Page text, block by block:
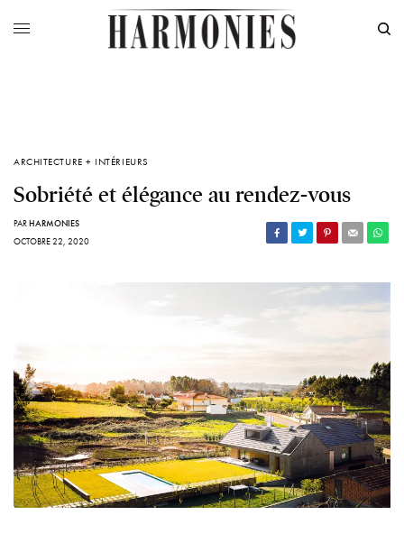
ARCHITECTURE + INTÉRIEURS
Sobriété et élégance au rendez-vous
PARHARMONIES
OCTOBRE 22, 2020